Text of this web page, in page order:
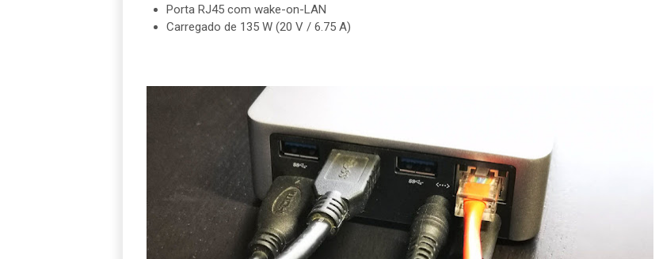
Porta RJ45 com wake-on-LAN
Carregado de 135 W (20 V / 6.75 A)